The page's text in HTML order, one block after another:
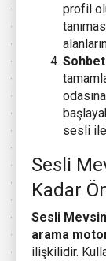
profil
sesli
Sesli
Kadar
Sesli
arama
ilişkilidir.